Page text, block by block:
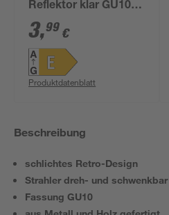
Reflektor klar GU10
2,2 W 215 lm
warmweiß
3,99 €
Produktdatenblatt
Beschreibung
schlichtes Retro-Design
Strahler dreh- und schwenkbar
Fassung GU10